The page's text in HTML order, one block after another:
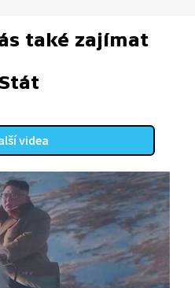
také zajímat
Stát
videa